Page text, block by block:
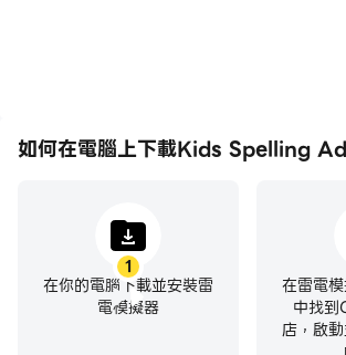
如何在電腦上下載Kids Spelling
1
在你的電腦下載並安裝雷
電模擬器
在雷電
中找
店，啟